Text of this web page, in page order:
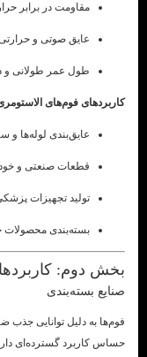
مقاومت در برابر
عایق صوتی و
طول عمر طولانی و
کاربردهای فوم‌های
عایق‌بندی لوله‌ها و
قطعات صنعتی و
تولید تجهیزات
بسته‌بندی
بخش دوم:
صنایع بسته‌بندی
فوم‌ها به دلیل توانایی
حساس کاربرد گسترده‌ای